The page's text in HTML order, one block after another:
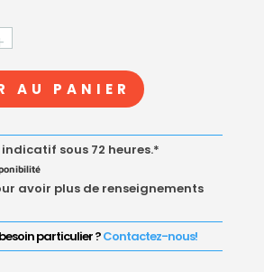
AU PANIER
sous 72 heures.*
avoir plus de renseignements
particulier ?Contactez-nous!